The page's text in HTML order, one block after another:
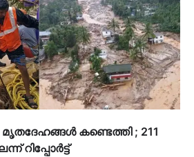
കണ്ടെത്തി ; 211
റിപ്പോര്‍ട്ട്